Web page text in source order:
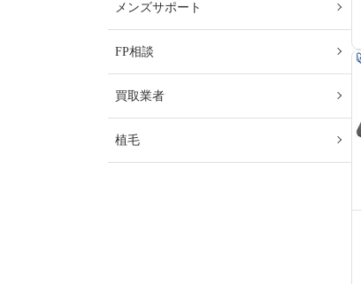
メンズサポート
FP相談
買取業者
植毛